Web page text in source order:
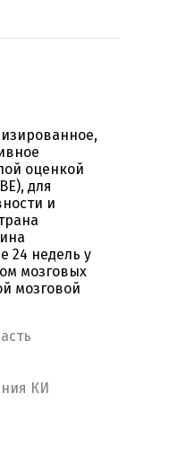
оценкой
для
и
24 недель у
мозговых
мозговой
КИ